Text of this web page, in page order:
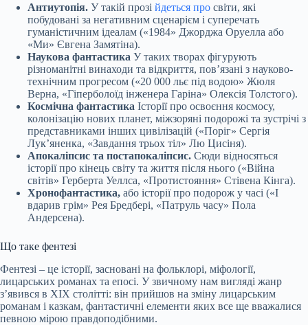
Антиутопія. У такій прозі йдеться про світи, які
побудовані за негативним сценарієм і суперечать
гуманістичним ідеалам («1984» Джорджа Оруелла або
«Ми» Євгена Замятіна).
Наукова фантастика У таких творах фігурують
різноманітні винаходи та відкриття, пов’язані з науково-
технічним прогресом («20 000 льє під водою» Жюля
Верна, «Гіперболоїд інженера Гаріна» Олексія Толстого).
Космічна фантастика Історії про освоєння космосу,
колонізацію нових планет, міжзоряні подорожі та зустрічі з
представниками інших цивілізацій («Поріг» Сергія
Лук’яненка, «Завдання трьох тіл» Лю Цисіня).
Апокаліпсис та постапокаліпсис. Сюди відносяться
історії про кінець світу та життя після нього («Війна
світів» Герберта Уеллса, «Протистояння» Стівена Кінга).
Хронофантастика, або історії про подорож у часі («І
вдарив грім» Рея Бредбері, «Патруль часу» Пола
Андерсена).
Що таке фентезі
Фентезі – це історії, засновані на фольклорі, міфології,
лицарських романах та епосі. У звичному нам вигляді жанр
з’явився в XIX столітті: він прийшов на зміну лицарським
романам і казкам, фантастичні елементи яких все ще вважалися
певною мірою правдоподібними.